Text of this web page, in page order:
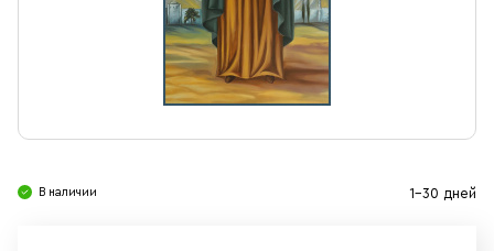
Ювелирные изделия
В наличии 1-30 дней